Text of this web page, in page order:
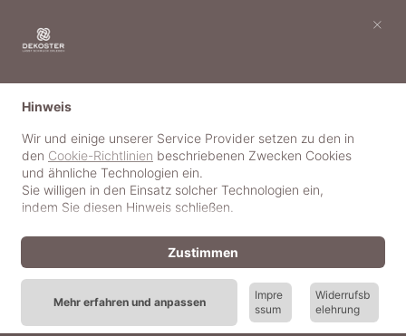
© 2018-2025 dekoster GmbH
Hinweis
Wir und einige unserer Service Provider setzen zu den in
den Cookie-Richtlinien beschriebenen Zwecken Cookies
und ähnliche Technologien ein.
Sie willigen in den Einsatz solcher Technologien ein,
indem Sie diesen Hinweis schließen.
Mehr erfahren und anpassen
Impre
ssum
Widerrufsb
elehrung
Zustimmen
×